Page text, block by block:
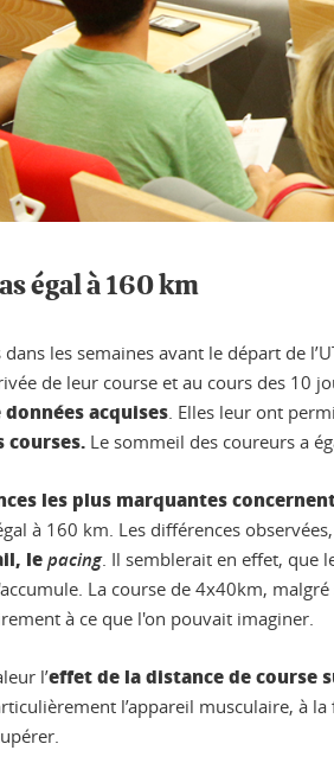
égal à 160 km
les semaines avant le départ de
de leur course et au cours des 10
acquises. Elles leur ont
Le sommeil des coureurs a
les plus marquantes
à 160 km. Les différences
lepacing. Il semblerait en effet, que
La course de 4x40km,
à ce que l'on pouvait imaginer.
l’effet de la distance de course
l’appareil musculaire, à